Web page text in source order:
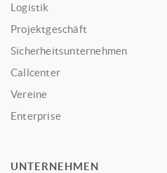
Logistik
Projektgeschäft
Sicherheitsunternehmen
Callcenter
Vereine
Enterprise
UNTERNEHMEN